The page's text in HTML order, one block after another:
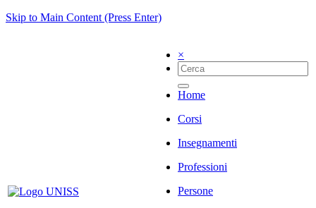
Skip to Main Content (Press Enter)
×
Home
Corsi
Insegnamenti
Professioni
Persone